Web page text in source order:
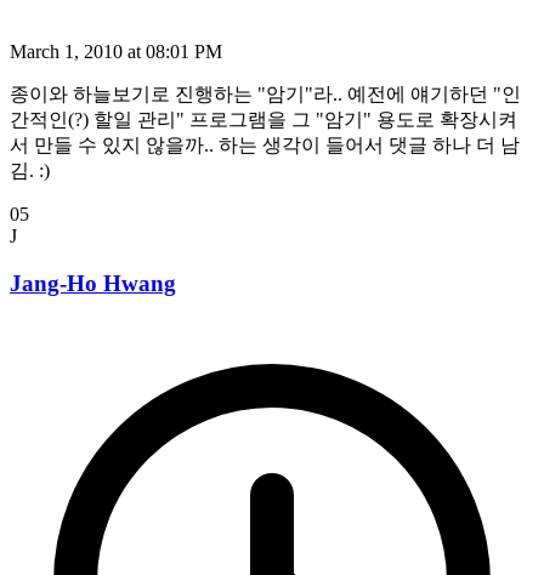
March 1, 2010 at 08:01 PM
종이와 하늘보기로 진행하는 "암기"라.. 예전에 얘기하던 "인
간적인(?) 할일 관리" 프로그램을 그 "암기" 용도로 확장시켜
서 만들 수 있지 않을까.. 하는 생각이 들어서 댓글 하나 더 남
김. :)
05
J
Jang-Ho Hwang